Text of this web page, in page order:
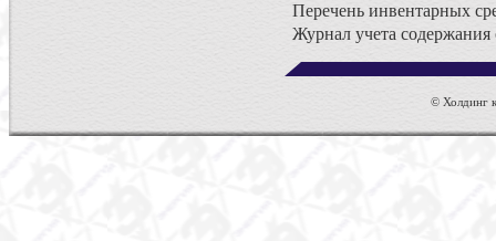
Перечень инвентарных
Журнал учета содержания
© Холдинг